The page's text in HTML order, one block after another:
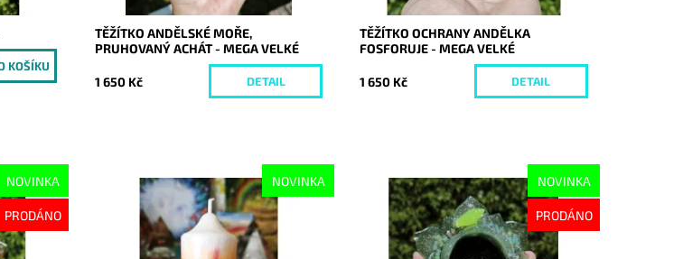
TĚŽÍTKO ANDĚLSKÉ MOŘE,
PRUHOVANÝ ACHÁT - MEGA VELKÉ
1 650 Kč DETAIL
TĚŽÍTKO OCHRANY ANDĚLKA
FOSFORUJE - MEGA VELKÉ
1 650 Kč DETAIL
NOVINKA
PRODÁNO
NOVINKA
Dostupnost:
Skladem
10666
NOVINKA
PRODÁNO
Dostupnost:
Vyprodáno
10665